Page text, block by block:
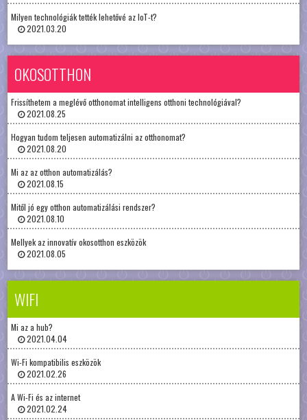
Milyen technológiák tették lehetővé az IoT-t?
2021.03.20
OKOSOTTHON
Frissíthetem a meglévő otthonomat intelligens otthoni technológiával?
2021.08.25
Hogyan tudom teljesen automatizálni az otthonomat?
2021.08.20
Mi az az otthon automatizálás?
2021.08.15
Mitől jó egy otthon automatizálási rendszer?
2021.08.10
Mellyek az innovatív okosotthon eszközök
2021.08.05
WIFI
Mi az a hub?
2021.04.04
Wi-Fi kompatibilis eszközök
2021.02.26
A Wi-Fi és az internet
2021.02.24